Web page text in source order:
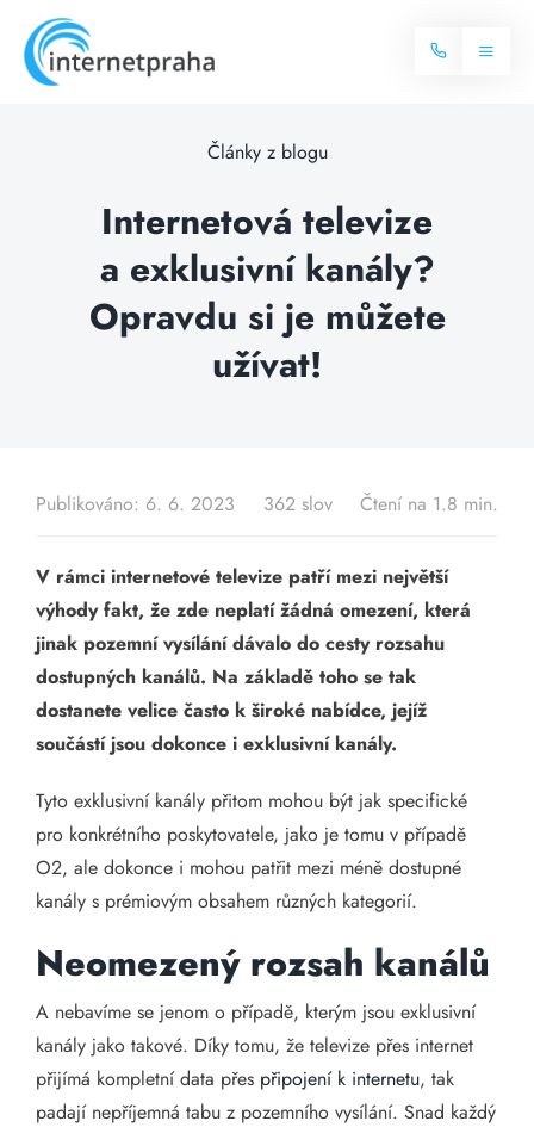
content
Toggle
Internet
Balíčky internetu
Více o internetu
Často hledané dotazy
Televize
Kontakt
Články z blogu
Internetová televize
a exklusivní kanály?
Opravdu si je můžete
užívat!
Publikováno: 6. 6. 2023 362 slov Čtení na 1.8 min.
V rámci internetové televize patří mezi největší
výhody fakt, že zde neplatí žádná omezení, která
jinak pozemní vysílání dávalo do cesty rozsahu
dostupných kanálů. Na základě toho se tak
dostanete velice často k široké nabídce, jejíž
součástí jsou dokonce i exklusivní kanály.
Tyto exklusivní kanály přitom mohou být jak specifické
pro konkrétního poskytovatele, jako je tomu v případě
O2, ale dokonce i mohou patřit mezi méně dostupné
kanály s prémiovým obsahem různých kategorií.
Neomezený rozsah kanálů
A nebavíme se jenom o případě, kterým jsou exklusivní
kanály jako takové. Díky tomu, že televize přes internet
přijímá kompletní data přes připojení k internetu, tak
padají nepříjemná tabu z pozemního vysílání. Snad každý